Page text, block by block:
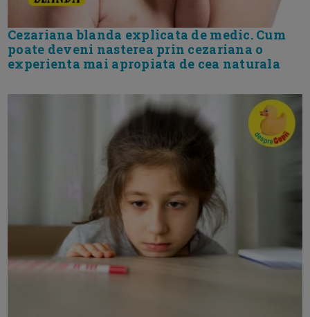
Cezariana blanda explicata de medic. Cum
poate deveni nasterea prin cezariana o
experienta mai apropiata de cea naturala